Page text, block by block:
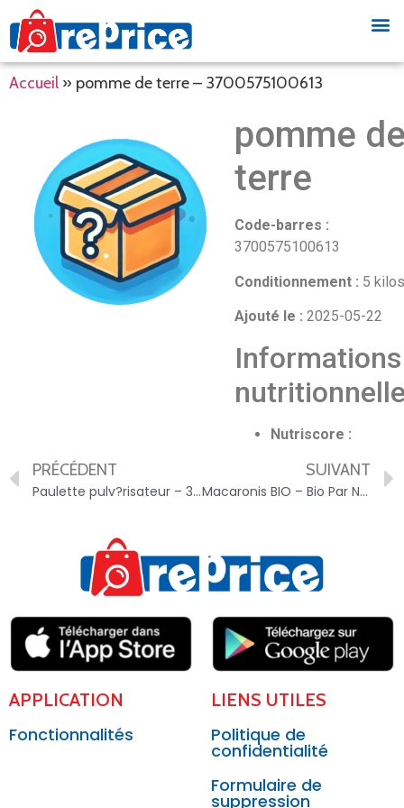
Accueil » pomme de terre – 3700575100613
pomme
terre
Code-barres :
3700575100613
Conditionnement : 5 kilos
Ajouté le : 2025-05-22
Informations
Nutriscore :
PRÉCÉDENT
Paulette pulv?risateur – 3183940211044
SUIVANT
Macaronis BIO – Bio Par Nature – 3760211820510
APPLICATION
Fonctionnalités
LIENS UTILES
Politique de
confidentialité
Formulaire de
suppression